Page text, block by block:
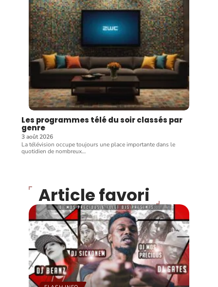
Les programmes télé du soir classés par
genre
3 août 2026
La télévision occupe toujours une place importante dans le
quotidien de nombreux…
Article favori